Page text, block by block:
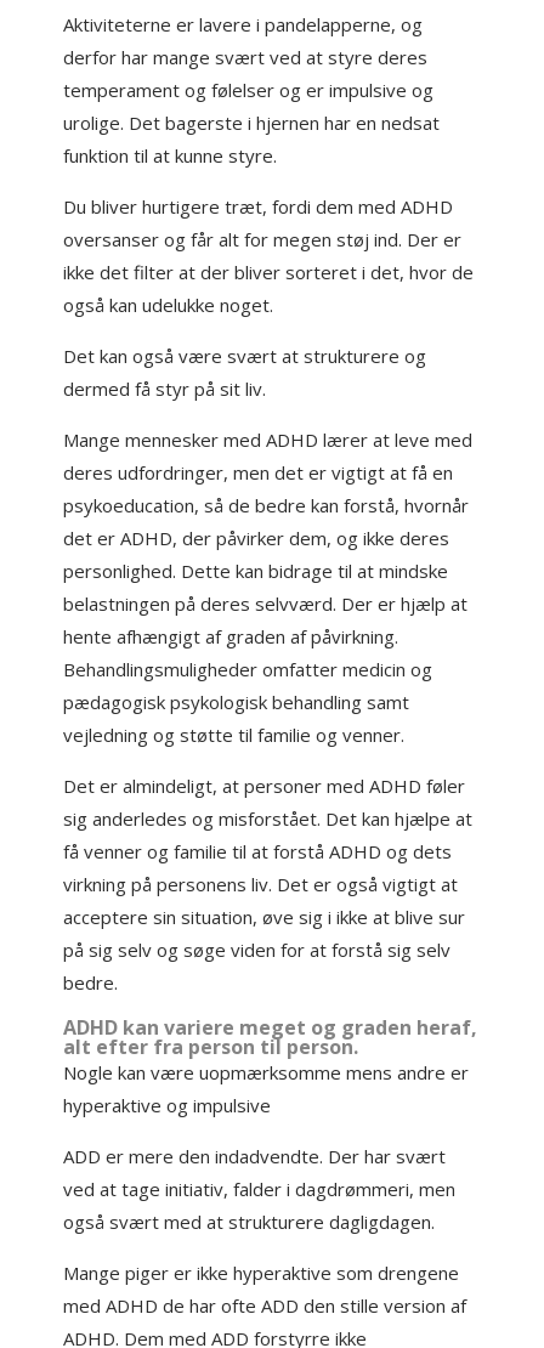
Aktiviteterne er lavere i pandelapperne, og
derfor har mange svært ved at styre deres
temperament og følelser og er impulsive og
urolige. Det bagerste i hjernen har en nedsat
funktion til at kunne styre.
Du bliver hurtigere træt, fordi dem med ADHD
oversanser og får alt for megen støj ind. Der er
ikke det filter at der bliver sorteret i det, hvor de
også kan udelukke noget.
Det kan også være svært at strukturere og
dermed få styr på sit liv.
Mange mennesker med ADHD lærer at leve med
deres udfordringer, men det er vigtigt at få en
psykoeducation, så de bedre kan forstå, hvornår
det er ADHD, der påvirker dem, og ikke deres
personlighed. Dette kan bidrage til at mindske
belastningen på deres selvværd. Der er hjælp at
hente afhængigt af graden af påvirkning.
Behandlingsmuligheder omfatter medicin og
pædagogisk psykologisk behandling samt
vejledning og støtte til familie og venner.
Det er almindeligt, at personer med ADHD føler
sig anderledes og misforstået. Det kan hjælpe at
få venner og familie til at forstå ADHD og dets
virkning på personens liv. Det er også vigtigt at
acceptere sin situation, øve sig i ikke at blive sur
på sig selv og søge viden for at forstå sig selv
bedre.
ADHD kan variere meget og graden heraf,
alt efter fra person til person.
Nogle kan være uopmærksomme mens andre er
hyperaktive og impulsive
ADD er mere den indadvendte. Der har svært
ved at tage initiativ, falder i dagdrømmeri, men
også svært med at strukturere dagligdagen.
Mange piger er ikke hyperaktive som drengene
med ADHD de har ofte ADD den stille version af
ADHD. Dem med ADD forstyrre ikke